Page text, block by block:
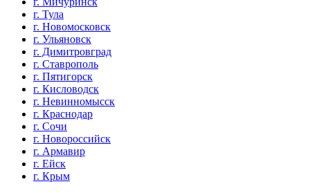
г. Тула
г. Новомосковск
г. Ульяновск
г. Димитровград
г. Ставрополь
г. Пятигорск
г. Кисловодск
г. Невинномысск
г. Краснодар
г. Сочи
г. Новороссийск
г. Армавир
г. Ейск
г. Крым